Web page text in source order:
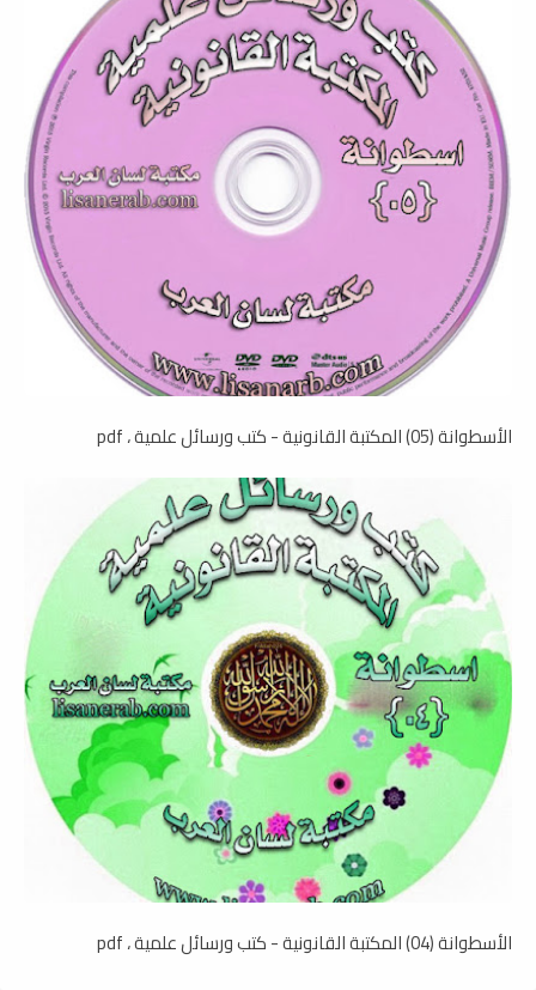
الأسطوانة (05) المكتبة القانونية - كتب ورسائل علمية ، pdf
الأسطوانة (04) المكتبة القانونية - كتب ورسائل علمية ، pdf